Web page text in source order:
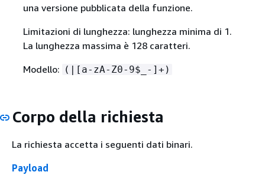
una versione pubblicata della funzione.
Limitazioni di lunghezza: lunghezza minima di 1.
La lunghezza massima è 128 caratteri.
Modello: (|[a-zA-Z0-9$_-]+)
Corpo della richiesta
La richiesta accetta i seguenti dati binari.
Payload